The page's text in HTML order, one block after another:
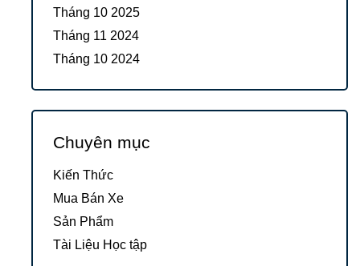
Tháng 10 2025
Tháng 11 2024
Tháng 10 2024
Chuyên mục
Kiến Thức
Mua Bán Xe
Sản Phẩm
Tài Liệu Học tập